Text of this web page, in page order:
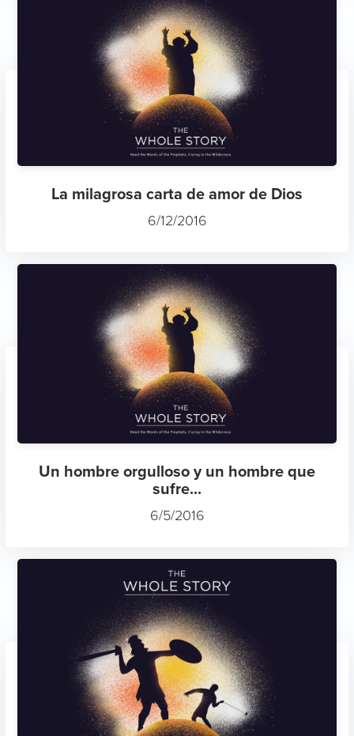
La milagrosa carta de amor de Dios
6/12/2016
Un hombre orgulloso y un hombre que
sufre...
6/5/2016